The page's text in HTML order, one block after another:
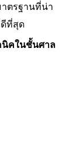
ตรฐานที่น่า
ที่สุด
นิคในชั้นศาล